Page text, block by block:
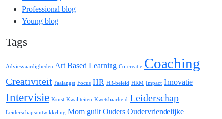
Professional blog
Young blog
Tags
Adviesvaardigheden Art Based Learning Co-creatie Coaching
Creativiteit Faalangst Focus HR HR-beleid HRM Impact Innovatie
Intervisie Kunst Kwaliteiten Kwetsbaarheid Leiderschap
Leiderschapsontwikkeling Mom guilt Ouders Oudervriendelijke